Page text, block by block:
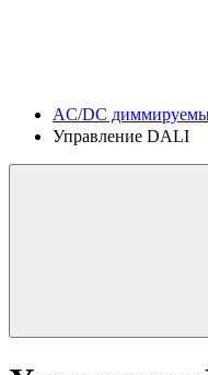
AC/DC
Управление DALI